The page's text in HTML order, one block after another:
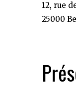
12, rue
25000